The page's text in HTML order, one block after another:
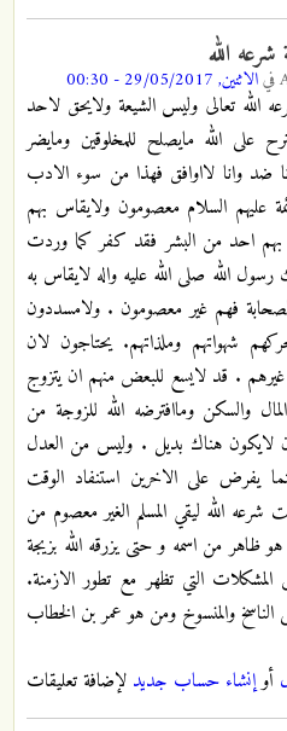
شرعه الله
فيالاثنين, 29/05/2017 - 00:30
الله تعالى وليس الشيعة ولايحق لاحد
على الله مايصلح للمخلوقين ومايضر
ضد وانا لااوافق فهذا من سوء الادب
عليهم السلام معصومون ولايقاس بهم
احد من البشر فقد كفر كما وردت
الله صلى الله عليه واله لايقاس به
فهم غير معصومون . ولامسددون
شهواتهم وملذاتهم. يحتاجون لان
. قد لايسع للبعض منهم ان يتزوج
والسكن وماافترضه الله للزوجة من
هناك بديل . وليس من العدل
يفرض على الاخرين استنفاد الوقت
شرعه الله ليقي المسلم الغير معصوم من
ظاهر من اسمه و حتى يزرقه الله بزيجة
التي تظهر مع تطور الازمنة.
الناسخ والمنسوخ ومن هو عمر بن الخطاب
أوإنشاء حساب جديد لإضافة تعليقات